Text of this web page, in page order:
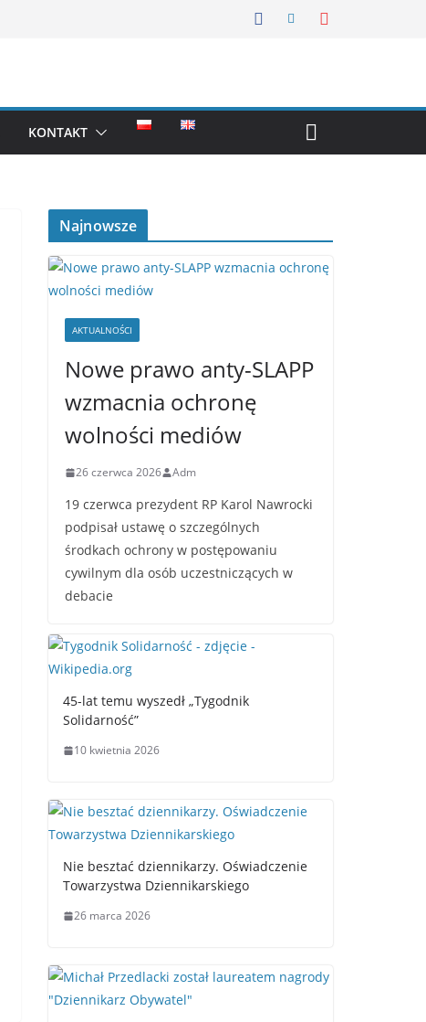
KONTAKT
Najnowsze
AKTUALNOŚCI
Nowe prawo anty-SLAPP
wzmacnia ochronę
wolności mediów
26 czerwca 2026 Adm
19 czerwca prezydent RP Karol Nawrocki
podpisał ustawę o szczególnych
środkach ochrony w postępowaniu
cywilnym dla osób uczestniczących w
debacie
45-lat temu wyszedł „Tygodnik
Solidarność”
10 kwietnia 2026
Nie besztać dziennikarzy. Oświadczenie
Towarzystwa Dziennikarskiego
26 marca 2026